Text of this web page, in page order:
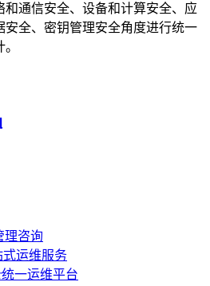
和通信安全、设备和计算安全、应
安全、密钥管理安全角度进行统一
理咨询
运维服务
统一运维平台